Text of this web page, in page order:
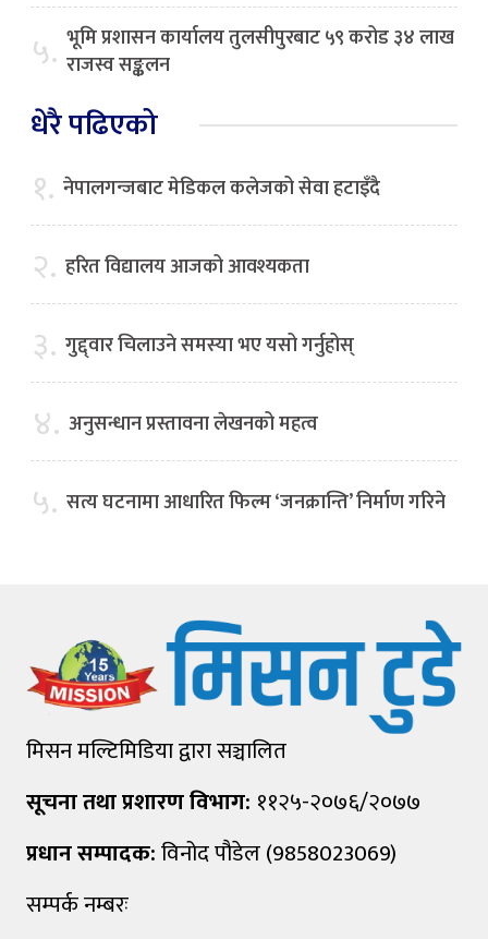
५. भूमि प्रशासन कार्यालय तुलसीपुरबाट ५९ करोड ३४ लाख
राजस्व सङ्कलन
धेरै पढिएको
१. नेपालगन्जबाट मेडिकल कलेजको सेवा हटाइँदै
२. हरित विद्यालय आजको आवश्यकता
३. गुद्द्वार चिलाउने समस्या भए यसो गर्नुहोस्
४. अनुसन्धान प्रस्तावना लेखनको महत्व
५. सत्य घटनामा आधारित फिल्म ‘जनक्रान्ति’ निर्माण गरिने
मिसन मल्टिमिडिया द्वारा सञ्चालित
सूचना तथा प्रशारण विभाग: ११२५-२०७६/२०७७
प्रधान सम्पादक:विनोद पौडेल (9858023069)
सम्पर्क नम्बरः